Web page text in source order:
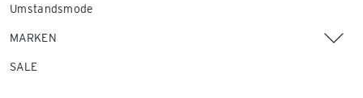
Umstandsmode
MARKEN
SALE